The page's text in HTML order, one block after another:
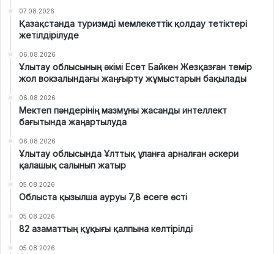
07.08.2026
Қазақстанда туризмді мемлекеттік қолдау тетіктері
жетілдірілуде
06.08.2026
Ұлытау облысының әкімі Есет Байкен Жезқазған темір
жол вокзалындағы жаңғырту жұмыстарын бақылады
06.08.2026
Мектеп пәндерінің мазмұны жасанды интеллект
бағытында жаңартылуда
06.08.2026
Ұлытау облысында Ұлттық ұланға арналған әскери
қалашық салынып жатыр
05.08.2026
Облыста қызылша ауруы 7,8 есеге өсті
05.08.2026
82 азаматтың құқығы қалпына келтірілді
05.08.2026